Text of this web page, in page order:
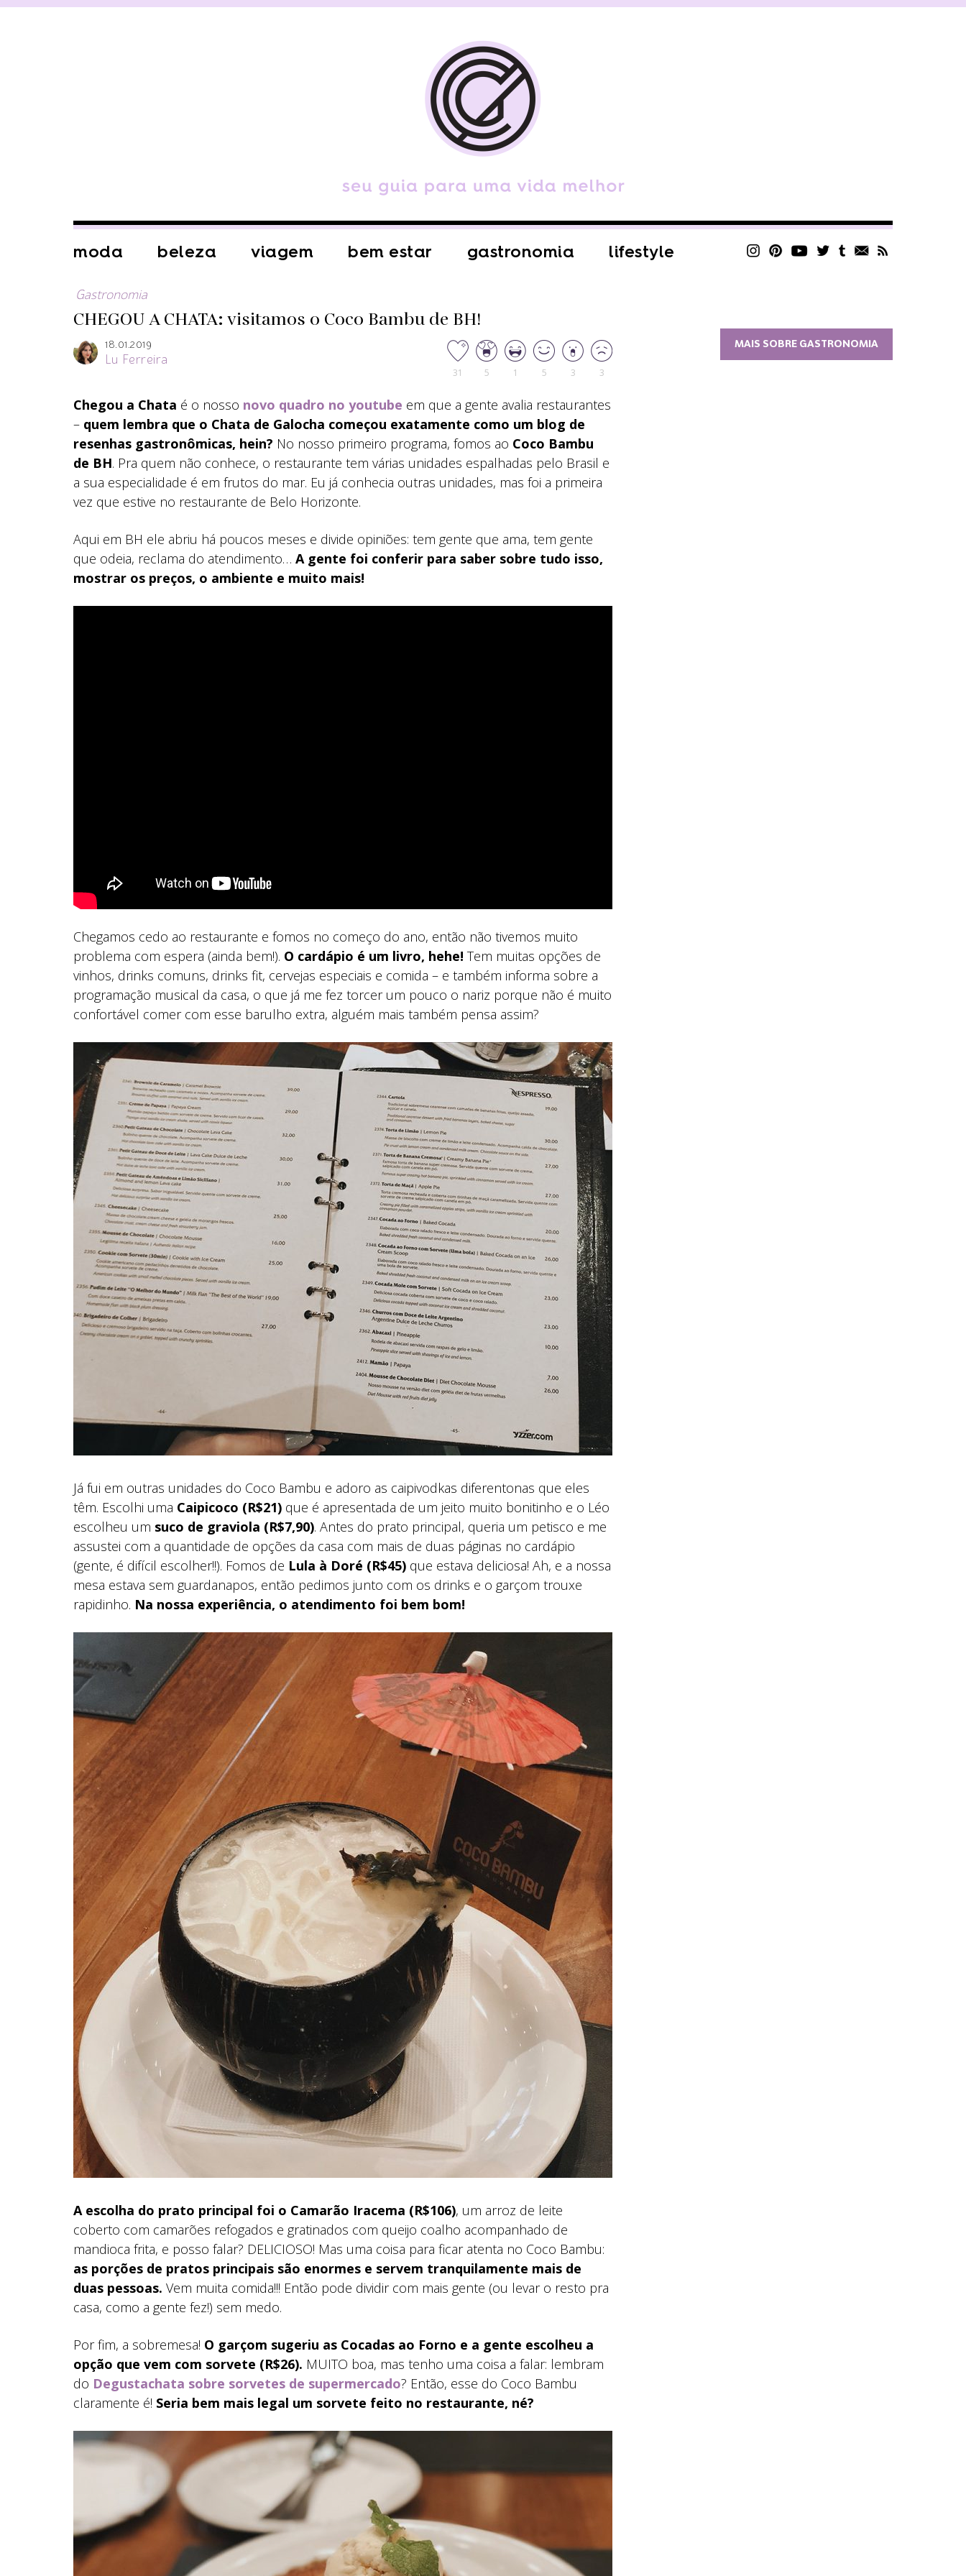
moda beleza viagem bem estar gastronomia lifestyle
Gastronomia
CHEGOU A CHATA: visitamos o Coco Bambu de BH!
18.01.2019
Lu Ferreira
31 5 1 5 3 3
Chegou a Chata é o nosso novo quadro no youtube em que a gente avalia restaurantes
– quem lembra que o Chata de Galocha começou exatamente como um blog de
resenhas gastronômicas, hein? No nosso primeiro programa, fomos ao Coco Bambu
de BH. Pra quem não conhece, o restaurante tem várias unidades espalhadas pelo Brasil e
a sua especialidade é em frutos do mar. Eu já conhecia outras unidades, mas foi a primeira
vez que estive no restaurante de Belo Horizonte.
Aqui em BH ele abriu há poucos meses e divide opiniões: tem gente que ama, tem gente
que odeia, reclama do atendimento… A gente foi conferir para saber sobre tudo isso,
mostrar os preços, o ambiente e muito mais!
Chegamos cedo ao restaurante e fomos no começo do ano, então não tivemos muito
problema com espera (ainda bem!). O cardápio é um livro, hehe! Tem muitas opções de
vinhos, drinks comuns, drinks fit, cervejas especiais e comida – e também informa sobre a
programação musical da casa, o que já me fez torcer um pouco o nariz porque não é muito
confortável comer com esse barulho extra, alguém mais também pensa assim?
Já fui em outras unidades do Coco Bambu e adoro as caipivodkas diferentonas que eles
têm. Escolhi uma Caipicoco (R$21) que é apresentada de um jeito muito bonitinho e o Léo
escolheu um suco de graviola (R$7,90). Antes do prato principal, queria um petisco e me
assustei com a quantidade de opções da casa com mais de duas páginas no cardápio
(gente, é difícil escolher!!). Fomos de Lula à Doré (R$45) que estava deliciosa! Ah, e a nossa
mesa estava sem guardanapos, então pedimos junto com os drinks e o garçom trouxe
rapidinho. Na nossa experiência, o atendimento foi bem bom!
A escolha do prato principal foi o Camarão Iracema (R$106), um arroz de leite
coberto com camarões refogados e gratinados com queijo coalho acompanhado de
mandioca frita, e posso falar? DELICIOSO! Mas uma coisa para ficar atenta no Coco Bambu:
as porções de pratos principais são enormes e servem tranquilamente mais de
duas pessoas. Vem muita comida!!! Então pode dividir com mais gente (ou levar o resto pra
casa, como a gente fez!) sem medo.
Por fim, a sobremesa! O garçom sugeriu as Cocadas ao Forno e a gente escolheu a
opção que vem com sorvete (R$26). MUITO boa, mas tenho uma coisa a falar: lembram
do Degustachata sobre sorvetes de supermercado? Então, esse do Coco Bambu
claramente é! Seria bem mais legal um sorvete feito no restaurante, né?
MAIS SOBRE GASTRONOMIA